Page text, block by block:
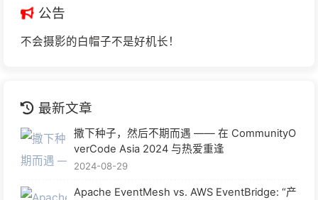
公告
不会摄影的白帽子不是好机长！
最新文章
撒下种子，然后不期而遇 —— 在 CommunityO
verCode Asia 2024 与热爱重逢
2024-08-29
Apache EventMesh vs. AWS EventBridge: “产